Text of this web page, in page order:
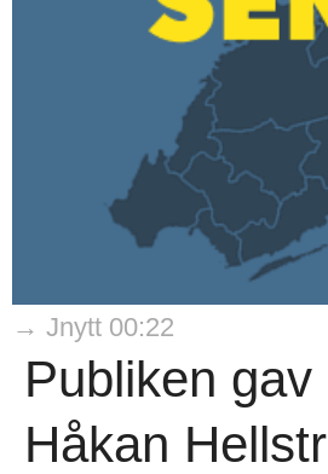
→ Jnytt 00:22
Publiken
Håkan